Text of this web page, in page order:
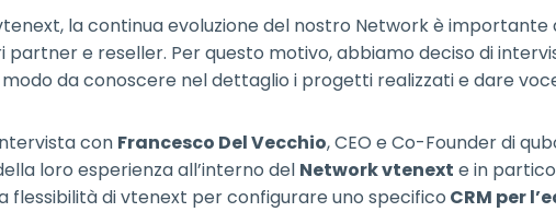
la continua evoluzione del nostro Network è
partner e reseller. Per questo motivo, abbiamo deciso di
da conoscere nel dettaglio i progetti realizzati e dare
con Francesco Del Vecchio, CEO e Co-Founder di
loro esperienza all’interno del Network vtenext e in
flessibilità di vtenext per configurare uno specifico CRM per